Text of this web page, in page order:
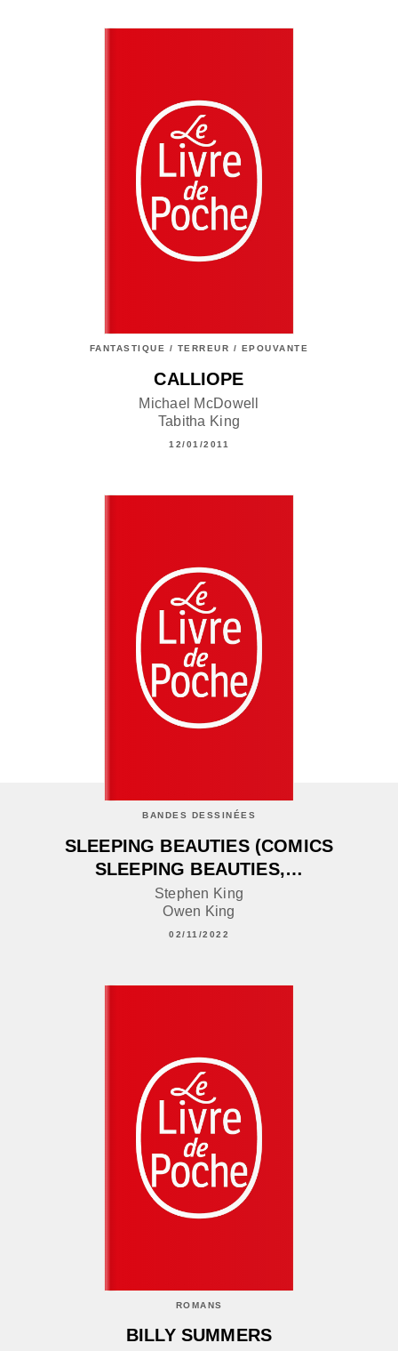
FANTASTIQUE / TERREUR / EPOUVANTE
CALLIOPE
Michael McDowell
Tabitha King
12/01/2011
BANDES DESSINÉES
SLEEPING BEAUTIES (COMICS
SLEEPING BEAUTIES,…
Stephen King
Owen King
02/11/2022
ROMANS
BILLY SUMMERS